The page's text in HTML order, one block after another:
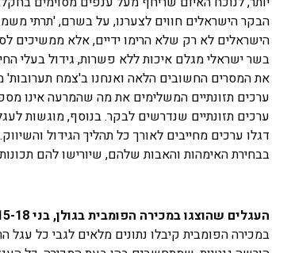
הבקר הישראלים חווים לצערנו, על בשרם, 'תרתי
הישראלים לא רק שלא הרימו ידיים, אלא ממשיכים
בשר ישראלי מגלם איכות ללא פשרות, גידול בעלי
את המסרים החשובים הלאה ואנחנו ב'צמח תערובות'
ערכים תזונתיים המשלימים את מה שהמרעה אינו
ערכים תזונתיים שנדרשים לבקר. בנוסף, מוגשות
דגלו ערכים מחייבים לאורך כל תהליך הגידול
בבחירת האימהות והאבות שלהם, שיורישו להם
העגלים שהוצגו במכירה הפומבית בגולן, בני 15-18 חודשים, שוקלים בממוצע כ- 600 ק"ג והיקף אשכיהם מגיע עד 40 ס"מ
במכירה הפומבית קיבלו נתונים מלאים לגבי כל עגל